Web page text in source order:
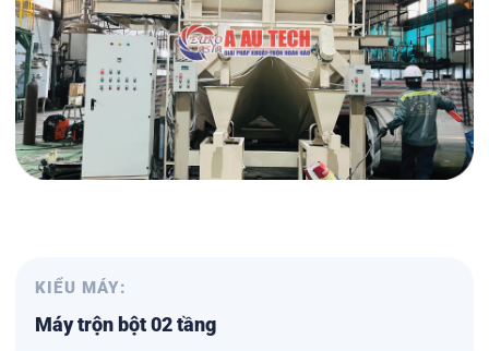
KIỂU MÁY:
Máy trộn bột 02 tầng